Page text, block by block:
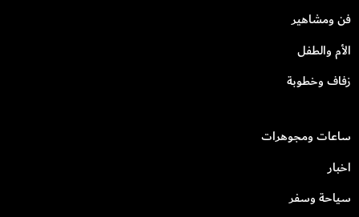
فن ومشاهير
الأم والطفل
زفاف وخطوبة
ساعات ومجوهرات
اخبار
سياحة وسفر